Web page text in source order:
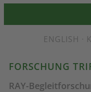
ENGLISH ·
FORSCHUNG
RAY-